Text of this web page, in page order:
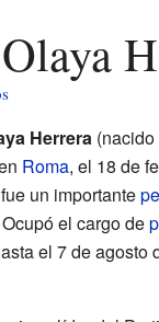
Olaya
Herrera(nacido
Roma, el 18 de
un importante
el cargo de
el 7 de agosto